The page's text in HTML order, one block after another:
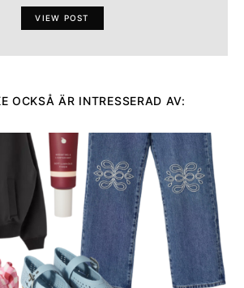
VIEW POST
OCKSÅ ÄR INTRESSERAD AV: